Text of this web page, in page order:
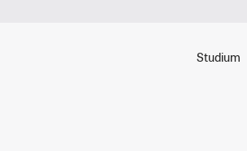
Studium